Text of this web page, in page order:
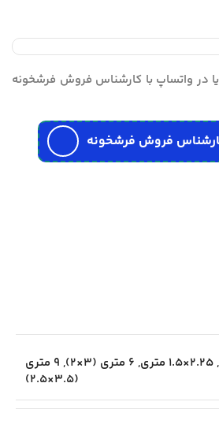
یا در واتساپ با کارشناس فروش فرشخونه
فروش فرشخونه
,2.25×1.5 متری , 6 متری (3×2) ,
9 متری
(3.5×2.5)